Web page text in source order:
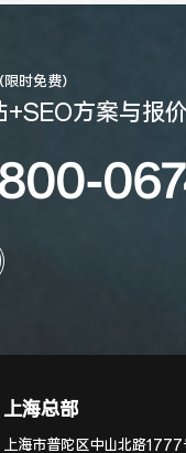
时免费）
+SEO方案与报价
上海总部
上海市普陀区中山北路